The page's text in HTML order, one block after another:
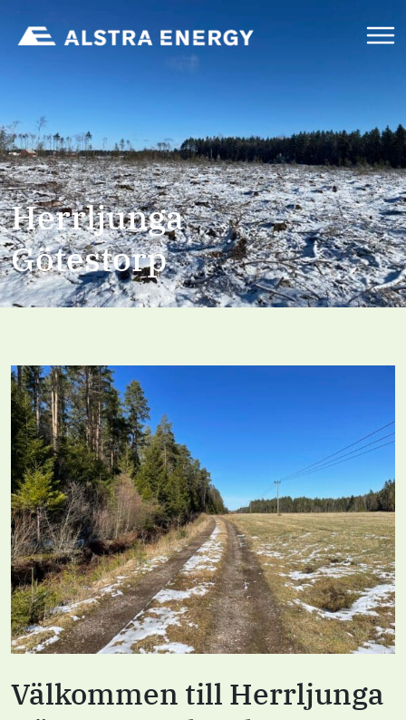
Herrljunga
Götestorp
Välkommen till Herrljunga